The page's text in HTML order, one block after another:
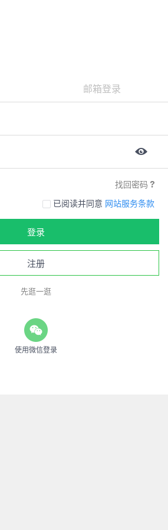
邮箱登录
找回密码
已阅读并同意 网站服务条款
登录
注册
先逛一逛
使用微信登录